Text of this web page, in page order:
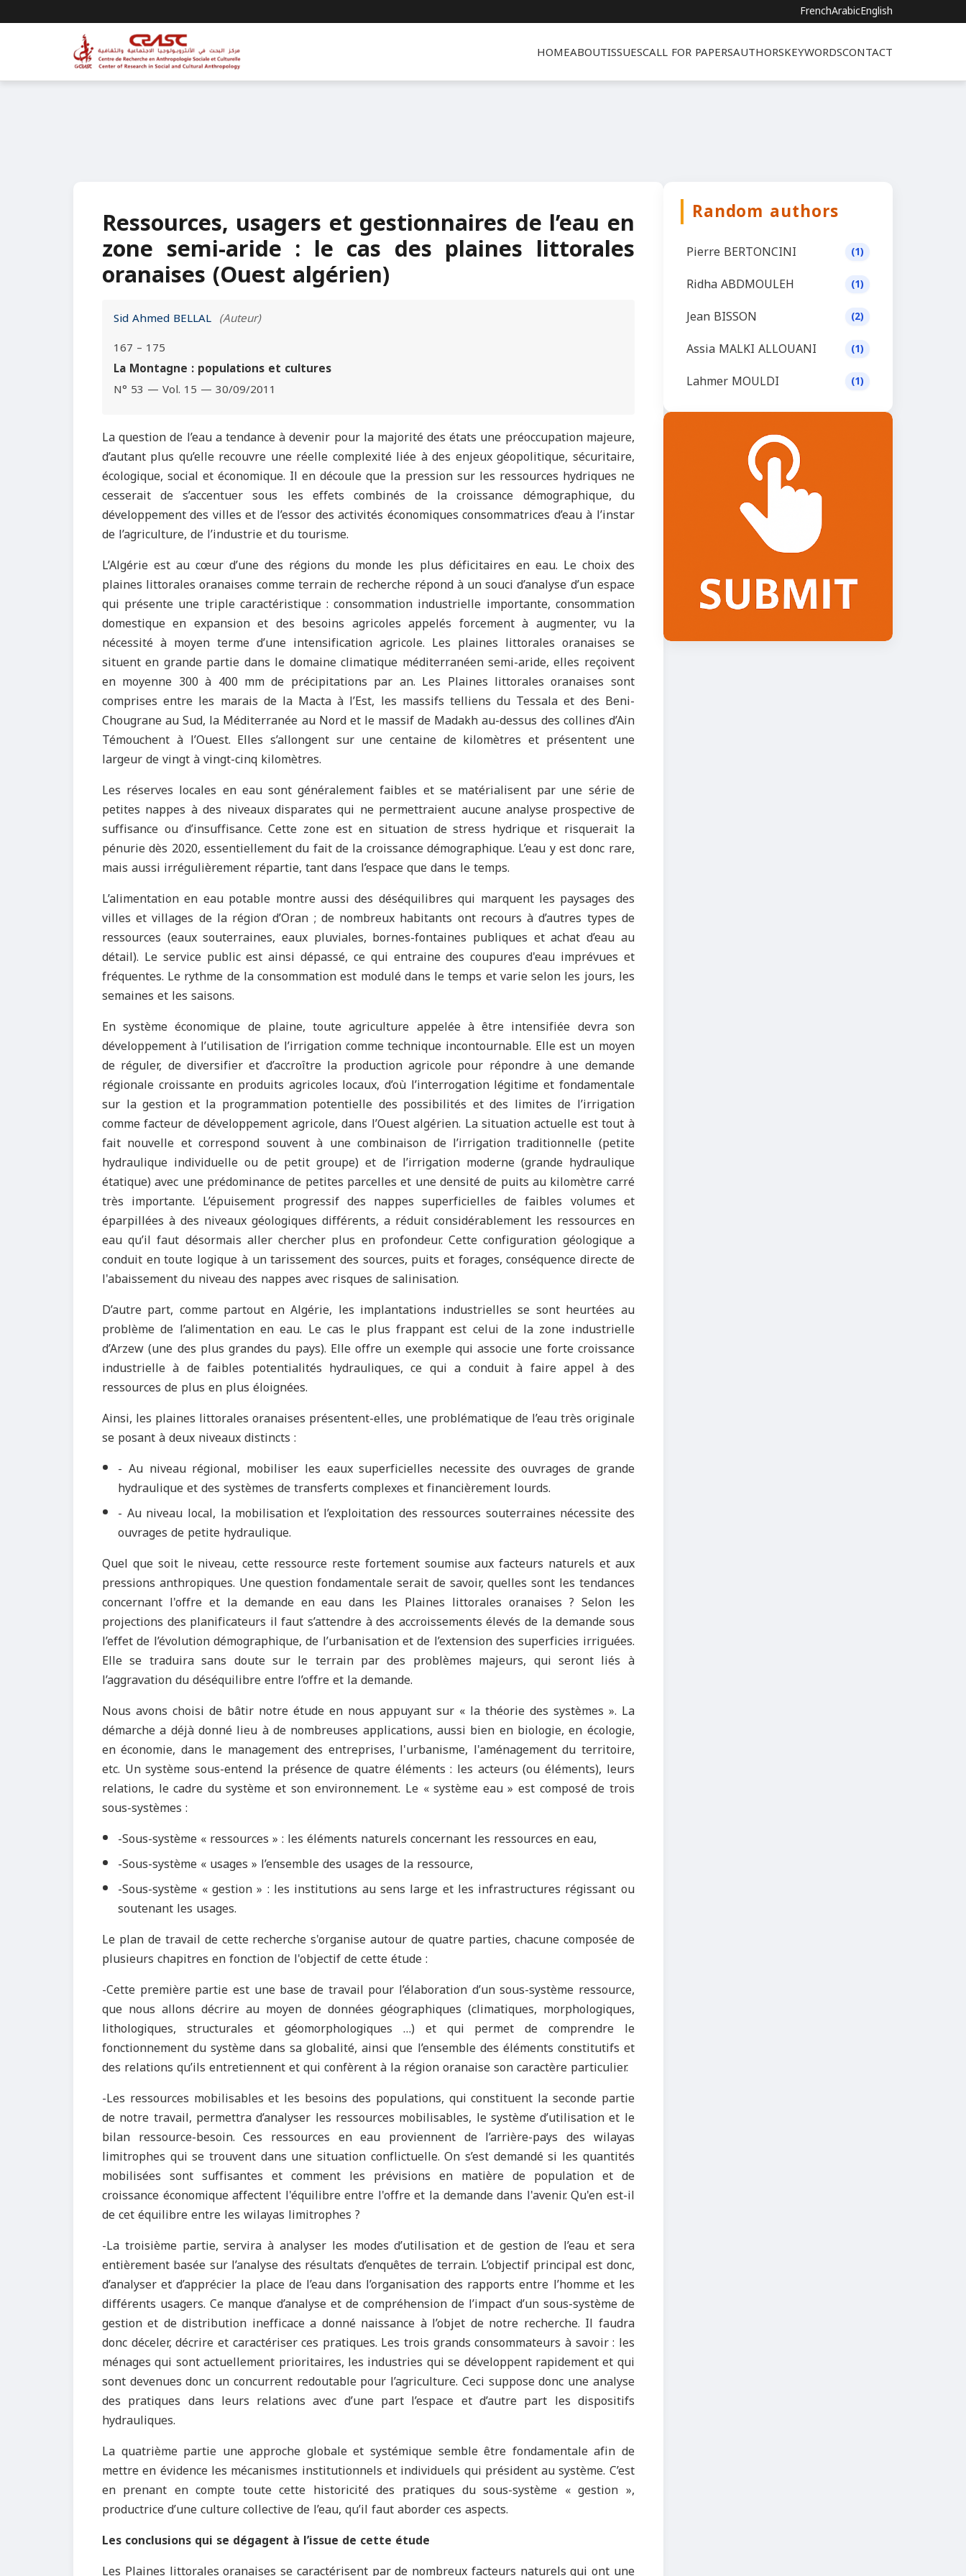
FrenchArabicEnglish
HOMEABOUTISSUESCALL FOR PAPERSAUTHORSKEYWORDSCONTACT
Ressources, usagers et gestionnaires de l’eau en
zone semi-aride : le cas des plaines littorales
oranaises (Ouest algérien)
Sid Ahmed BELLAL (Auteur)
167 – 175
La Montagne : populations et cultures
N° 53 — Vol. 15 — 30/09/2011
La question de l’eau a tendance à devenir pour la majorité des états une préoccupation majeure,
d’autant plus qu’elle recouvre une réelle complexité liée à des enjeux géopolitique, sécuritaire,
écologique, social et économique. Il en découle que la pression sur les ressources hydriques ne
cesserait de s’accentuer sous les effets combinés de la croissance démographique, du
développement des villes et de l’essor des activités économiques consommatrices d’eau à l’instar
de l’agriculture, de l’industrie et du tourisme.
L’Algérie est au cœur d’une des régions du monde les plus déficitaires en eau. Le choix des
plaines littorales oranaises comme terrain de recherche répond à un souci d’analyse d’un espace
qui présente une triple caractéristique : consommation industrielle importante, consommation
domestique en expansion et des besoins agricoles appelés forcement à augmenter, vu la
nécessité à moyen terme d’une intensification agricole. Les plaines littorales oranaises se
situent en grande partie dans le domaine climatique méditerranéen semi-aride, elles reçoivent
en moyenne 300 à 400 mm de précipitations par an. Les Plaines littorales oranaises sont
comprises entre les marais de la Macta à l’Est, les massifs telliens du Tessala et des Beni-
Chougrane au Sud, la Méditerranée au Nord et le massif de Madakh au-dessus des collines d’Ain
Témouchent à l’Ouest. Elles s’allongent sur une centaine de kilomètres et présentent une
largeur de vingt à vingt-cinq kilomètres.
Les réserves locales en eau sont généralement faibles et se matérialisent par une série de
petites nappes à des niveaux disparates qui ne permettraient aucune analyse prospective de
suffisance ou d’insuffisance. Cette zone est en situation de stress hydrique et risquerait la
pénurie dès 2020, essentiellement du fait de la croissance démographique. L’eau y est donc rare,
mais aussi irrégulièrement répartie, tant dans l’espace que dans le temps.
L’alimentation en eau potable montre aussi des déséquilibres qui marquent les paysages des
villes et villages de la région d’Oran ; de nombreux habitants ont recours à d’autres types de
ressources (eaux souterraines, eaux pluviales, bornes-fontaines publiques et achat d’eau au
détail). Le service public est ainsi dépassé, ce qui entraine des coupures d'eau imprévues et
fréquentes. Le rythme de la consommation est modulé dans le temps et varie selon les jours, les
semaines et les saisons.
En système économique de plaine, toute agriculture appelée à être intensifiée devra son
développement à l’utilisation de l’irrigation comme technique incontournable. Elle est un moyen
de réguler, de diversifier et d’accroître la production agricole pour répondre à une demande
régionale croissante en produits agricoles locaux, d’où l’interrogation légitime et fondamentale
sur la gestion et la programmation potentielle des possibilités et des limites de l’irrigation
comme facteur de développement agricole, dans l’Ouest algérien. La situation actuelle est tout à
fait nouvelle et correspond souvent à une combinaison de l’irrigation traditionnelle (petite
hydraulique individuelle ou de petit groupe) et de l’irrigation moderne (grande hydraulique
étatique) avec une prédominance de petites parcelles et une densité de puits au kilomètre carré
très importante. L’épuisement progressif des nappes superficielles de faibles volumes et
éparpillées à des niveaux géologiques différents, a réduit considérablement les ressources en
eau qu’il faut désormais aller chercher plus en profondeur. Cette configuration géologique a
conduit en toute logique à un tarissement des sources, puits et forages, conséquence directe de
l'abaissement du niveau des nappes avec risques de salinisation.
D’autre part, comme partout en Algérie, les implantations industrielles se sont heurtées au
problème de l’alimentation en eau. Le cas le plus frappant est celui de la zone industrielle
d’Arzew (une des plus grandes du pays). Elle offre un exemple qui associe une forte croissance
industrielle à de faibles potentialités hydrauliques, ce qui a conduit à faire appel à des
ressources de plus en plus éloignées.
Ainsi, les plaines littorales oranaises présentent-elles, une problématique de l’eau très originale
se posant à deux niveaux distincts :
- Au niveau régional, mobiliser les eaux superficielles necessite des ouvrages de grande
hydraulique et des systèmes de transferts complexes et financièrement lourds.
- Au niveau local, la mobilisation et l’exploitation des ressources souterraines nécessite des
ouvrages de petite hydraulique.
Quel que soit le niveau, cette ressource reste fortement soumise aux facteurs naturels et aux
pressions anthropiques. Une question fondamentale serait de savoir, quelles sont les tendances
concernant l'offre et la demande en eau dans les Plaines littorales oranaises ? Selon les
projections des planificateurs il faut s’attendre à des accroissements élevés de la demande sous
l’effet de l’évolution démographique, de l’urbanisation et de l’extension des superficies irriguées.
Elle se traduira sans doute sur le terrain par des problèmes majeurs, qui seront liés à
l’aggravation du déséquilibre entre l’offre et la demande.
Nous avons choisi de bâtir notre étude en nous appuyant sur « la théorie des systèmes ». La
démarche a déjà donné lieu à de nombreuses applications, aussi bien en biologie, en écologie,
en économie, dans le management des entreprises, l'urbanisme, l'aménagement du territoire,
etc. Un système sous-entend la présence de quatre éléments : les acteurs (ou éléments), leurs
relations, le cadre du système et son environnement. Le « système eau » est composé de trois
sous-systèmes :
-Sous-système « ressources » : les éléments naturels concernant les ressources en eau,
-Sous-système « usages » l’ensemble des usages de la ressource,
-Sous-système « gestion » : les institutions au sens large et les infrastructures régissant ou
soutenant les usages.
Le plan de travail de cette recherche s'organise autour de quatre parties, chacune composée de
plusieurs chapitres en fonction de l'objectif de cette étude :
-Cette première partie est une base de travail pour l’élaboration d’un sous-système ressource,
que nous allons décrire au moyen de données géographiques (climatiques, morphologiques,
lithologiques, structurales et géomorphologiques …) et qui permet de comprendre le
fonctionnement du système dans sa globalité, ainsi que l’ensemble des éléments constitutifs et
des relations qu’ils entretiennent et qui confèrent à la région oranaise son caractère particulier.
-Les ressources mobilisables et les besoins des populations, qui constituent la seconde partie
de notre travail, permettra d’analyser les ressources mobilisables, le système d’utilisation et le
bilan ressource-besoin. Ces ressources en eau proviennent de l’arrière-pays des wilayas
limitrophes qui se trouvent dans une situation conflictuelle. On s’est demandé si les quantités
mobilisées sont suffisantes et comment les prévisions en matière de population et de
croissance économique affectent l'équilibre entre l'offre et la demande dans l'avenir. Qu'en est-il
de cet équilibre entre les wilayas limitrophes ?
-La troisième partie, servira à analyser les modes d’utilisation et de gestion de l’eau et sera
entièrement basée sur l’analyse des résultats d’enquêtes de terrain. L’objectif principal est donc,
d’analyser et d’apprécier la place de l’eau dans l’organisation des rapports entre l’homme et les
différents usagers. Ce manque d’analyse et de compréhension de l’impact d’un sous-système de
gestion et de distribution inefficace a donné naissance à l’objet de notre recherche. Il faudra
donc déceler, décrire et caractériser ces pratiques. Les trois grands consommateurs à savoir : les
ménages qui sont actuellement prioritaires, les industries qui se développent rapidement et qui
sont devenues donc un concurrent redoutable pour l’agriculture. Ceci suppose donc une analyse
des pratiques dans leurs relations avec d’une part l’espace et d’autre part les dispositifs
hydrauliques.
La quatrième partie une approche globale et systémique semble être fondamentale afin de
mettre en évidence les mécanismes institutionnels et individuels qui président au système. C’est
en prenant en compte toute cette historicité des pratiques du sous-système « gestion »,
productrice d’une culture collective de l’eau, qu’il faut aborder ces aspects.
Les conclusions qui se dégagent à l’issue de cette étude
Les Plaines littorales oranaises se caractérisent par de nombreux facteurs naturels qui ont une
Random authors
Pierre BERTONCINI (1)
Ridha ABDMOULEH (1)
Jean BISSON (2)
Assia MALKI ALLOUANI (1)
Lahmer MOULDI (1)